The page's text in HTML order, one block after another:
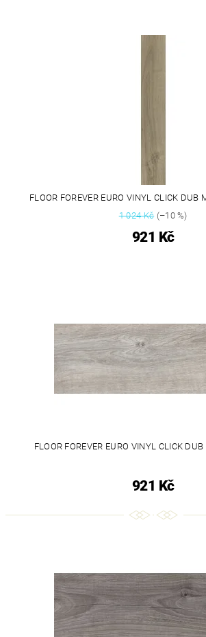
FLOOR FOREVER EURO VINYL CLICK DUB
1 024 Kč(–10 %)
921 Kč
FLOOR FOREVER EURO VINYL CLICK
921 Kč